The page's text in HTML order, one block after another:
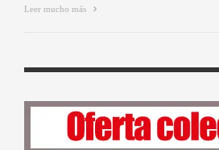
Leer mucho más